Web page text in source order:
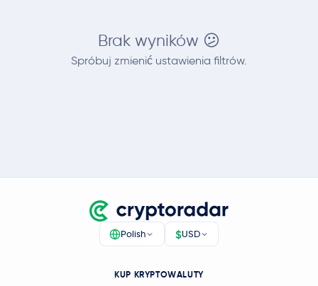
Brak wyników 😕
Spróbuj zmienić ustawienia filtrów.
Polish $USD
KUP KRYPTOWALUTY